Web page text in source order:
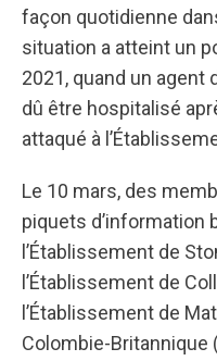
façon quotidienne
situation a atteint un
2021, quand un agent
dû être hospitalisé
attaqué à
Le 10 mars, des
piquets d’information
l’Établissement de
l’Établissement de
l’Établissement de
Colombie-Britannique